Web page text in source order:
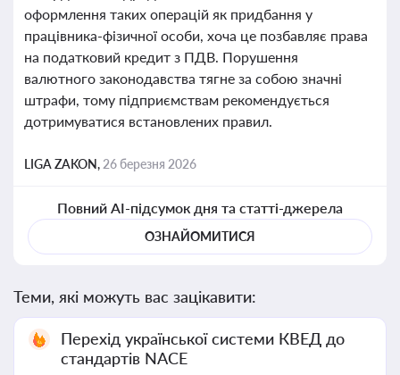
оформлення таких операцій як придбання у
працівника-фізичної особи, хоча це позбавляє права
на податковий кредит з ПДВ. Порушення
валютного законодавства тягне за собою значні
штрафи, тому підприємствам рекомендується
дотримуватися встановлених правил.
LIGA ZAKON, 26 березня 2026
Повний AI-підсумок дня та статті-джерела
ОЗНАЙОМИТИСЯ
Теми, які можуть вас зацікавити:
Перехід української системи КВЕД до
стандартів NACE